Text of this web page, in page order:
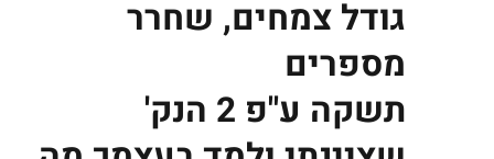
גודל צמחים, שחרר
מספרים
תשקה ע"פ 2 הנק'